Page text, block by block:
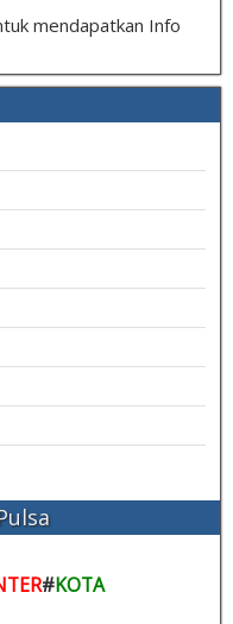
mendapatkan Info
#KOTA